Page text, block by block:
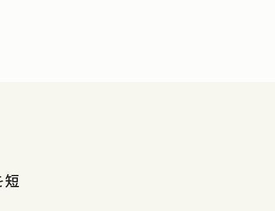
短